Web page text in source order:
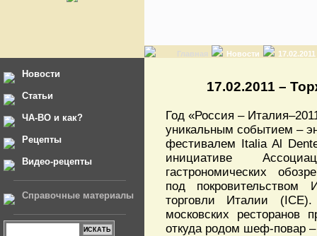
Главная Новости
Новости
Статьи
ЧА-ВО и как?
Рецепты
Видео-рецепты
Справочные материалы
17.02.2011 –
Год «Россия –
уникальным событием –
фестивалем Italia Al
инициативе
гастрономических
под покровительством
торговли Италии
московских ресторанов
откуда родом шеф-повар